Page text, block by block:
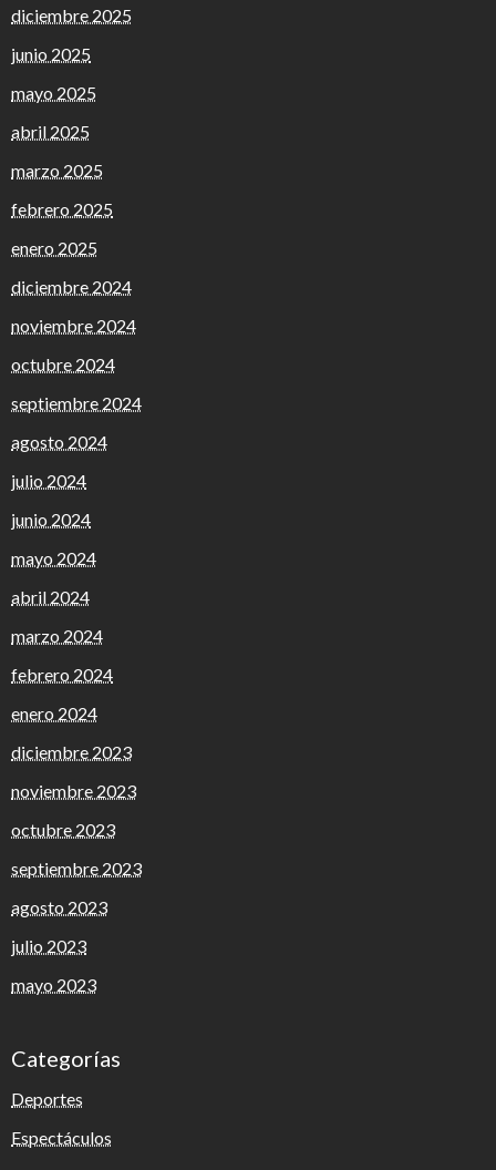
diciembre 2025
junio 2025
mayo 2025
abril 2025
marzo 2025
febrero 2025
enero 2025
diciembre 2024
noviembre 2024
octubre 2024
septiembre 2024
agosto 2024
julio 2024
junio 2024
mayo 2024
abril 2024
marzo 2024
febrero 2024
enero 2024
diciembre 2023
noviembre 2023
octubre 2023
septiembre 2023
agosto 2023
julio 2023
mayo 2023
Categorías
Deportes
Espectáculos